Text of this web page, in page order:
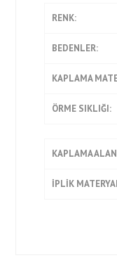
RENK:
BEDENLER:
KAPLAMA
ÖRME SIKLIĞI:
KAPLAMA
İPLİK